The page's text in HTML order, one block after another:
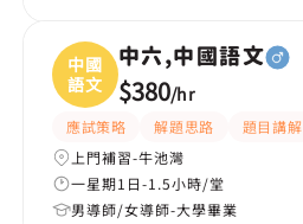
中國
語文
中六,中國語文
$380/hr
應試策略 解題思路 題目講解
上門補習-牛池灣
一星期1日-1.5小時/堂
男導師/女導師-大學畢業